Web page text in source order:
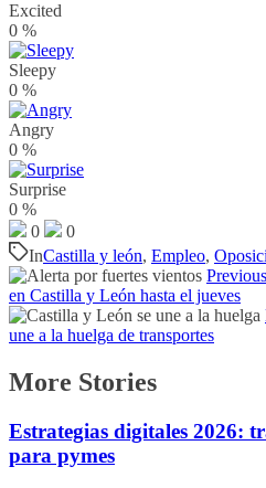
Excited
0 %
Sleepy
0 %
Angry
0 %
Surprise
0 %
0
0
InCastilla y león, Empleo,
en Castilla y León hasta el jueves
une a la huelga de transportes
More Stories
Estrategias digitales 2026:
para pymes